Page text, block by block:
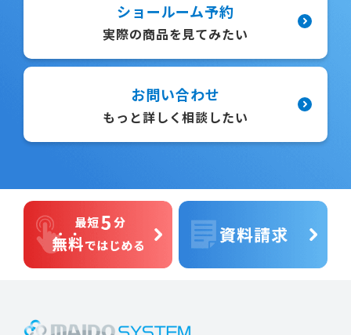
ショールーム予約
実際の商品を見てみたい
お問い合わせ
もっと詳しく相談したい